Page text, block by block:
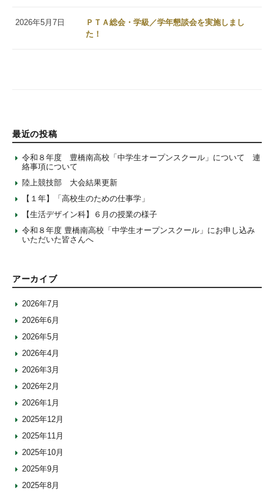
2026年5月7日
ＰＴＡ総会・学級／学年懇談会を実施しまし
た！
最近の投稿
令和８年度 豊橋南高校「中学生オープンスクール」について 連
絡事項について
陸上競技部 大会結果更新
【１年】「高校生のための仕事学」
【生活デザイン科】６月の授業の様子
令和８年度 豊橋南高校「中学生オープンスクール」にお申し込み
いただいた皆さんへ
アーカイブ
2026年7月
2026年6月
2026年5月
2026年4月
2026年3月
2026年2月
2026年1月
2025年12月
2025年11月
2025年10月
2025年9月
2025年8月